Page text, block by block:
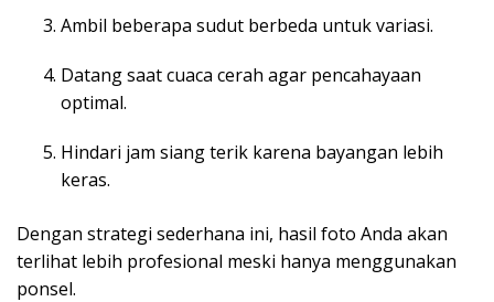
Ambil beberapa sudut berbeda untuk variasi.
Datang saat cuaca cerah agar pencahayaan
optimal.
Hindari jam siang terik karena bayangan lebih
keras.
Dengan strategi sederhana ini, hasil foto Anda akan
terlihat lebih profesional meski hanya menggunakan
ponsel.